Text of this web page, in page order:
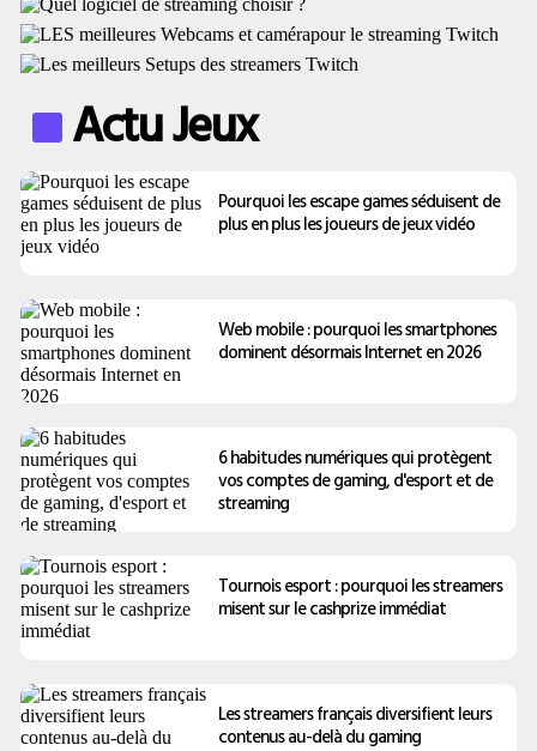
Actu Jeux
Pourquoi les escape games séduisent de
plus en plus les joueurs de jeux vidéo
Web mobile : pourquoi les smartphones
dominent désormais Internet en 2026
6 habitudes numériques qui protègent
vos comptes de gaming, d'esport et de
streaming
Tournois esport : pourquoi les streamers
misent sur le cashprize immédiat
Les streamers français diversifient leurs
contenus au-delà du gaming